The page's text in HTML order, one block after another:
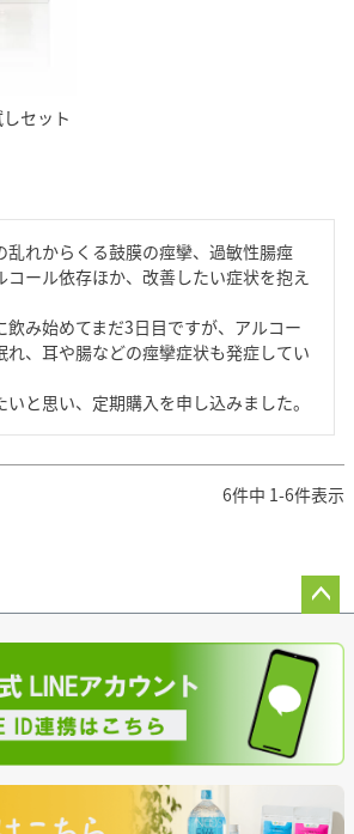
セット
乱れからくる鼓膜の痙攣、過敏性腸痙
ール依存ほか、改善したい症状を抱え
飲み始めてまだ3日目ですが、アルコー
れ、耳や腸などの痙攣症状も発症してい
と思い、定期購入を申し込みました。
6件中 1-6件表示
ジト
ップ
へ